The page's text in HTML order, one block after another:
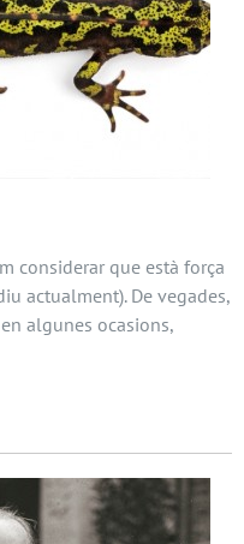
considerar que està força
actualment). De vegades,
algunes ocasions,